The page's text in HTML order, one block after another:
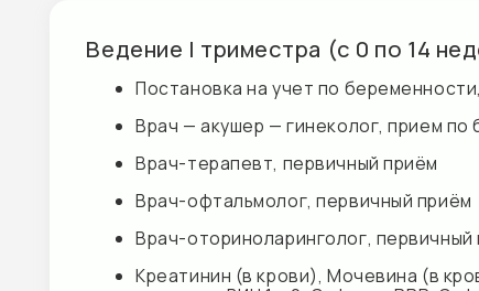
Врач-терапевт, первичный приём
Врач-офтальмолог, первичный приём
Врач-оториноларинголог, первичный приём
Креатинин (в крови), Мочевина (в крови),
IgG, Anti-Rubella-IgM, Anti-HSV-IgG, Anti-
АЧТВ)
Д-Димер